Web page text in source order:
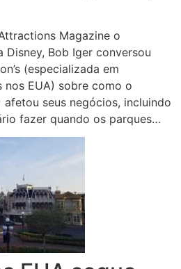
Magazine o
Bob Iger conversou
(especializada em
nos EUA) sobre como o
afetou seus negócios, incluindo
fazer quando os parques…